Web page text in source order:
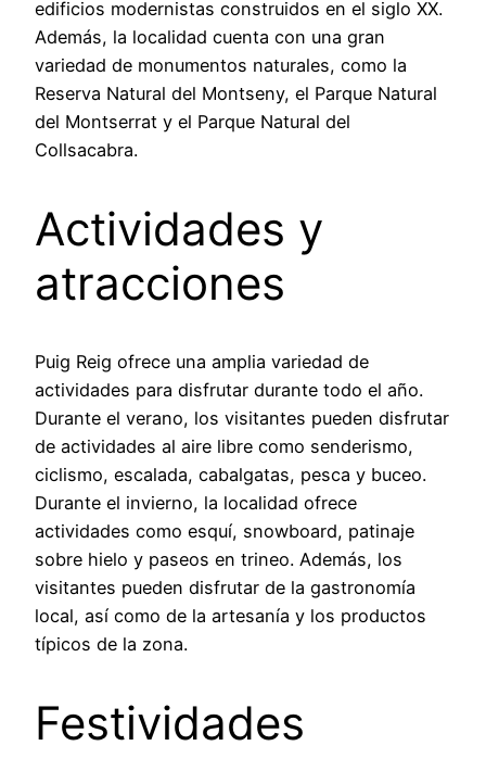
edificios modernistas construidos en el siglo XX.
Además, la localidad cuenta con una gran
variedad de monumentos naturales, como la
Reserva Natural del Montseny, el Parque Natural
del Montserrat y el Parque Natural del
Collsacabra.
Actividades y
atracciones
Puig Reig ofrece una amplia variedad de
actividades para disfrutar durante todo el año.
Durante el verano, los visitantes pueden disfrutar
de actividades al aire libre como senderismo,
ciclismo, escalada, cabalgatas, pesca y buceo.
Durante el invierno, la localidad ofrece
actividades como esquí, snowboard, patinaje
sobre hielo y paseos en trineo. Además, los
visitantes pueden disfrutar de la gastronomía
local, así como de la artesanía y los productos
típicos de la zona.
Festividades